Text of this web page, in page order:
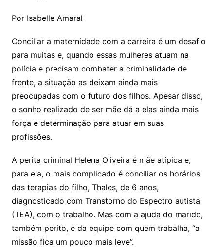
Por Isabelle Amaral
Conciliar a maternidade com a carreira é um desafio
para muitas e, quando essas mulheres atuam na
polícia e precisam combater a criminalidade de
frente, a situação as deixam ainda mais
preocupadas com o futuro dos filhos. Apesar disso,
o sonho realizado de ser mãe dá a elas ainda mais
força e determinação para atuar em suas
profissões.
A perita criminal Helena Oliveira é mãe atípica e,
para ela, o mais complicado é conciliar os horários
das terapias do filho, Thales, de 6 anos,
diagnosticado com Transtorno do Espectro autista
(TEA), com o trabalho. Mas com a ajuda do marido,
também perito, e da equipe com quem trabalha, “a
missão fica um pouco mais leve”.